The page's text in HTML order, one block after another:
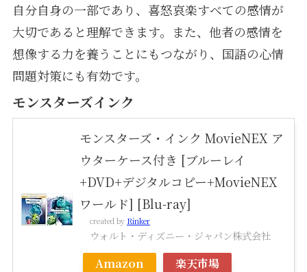
自分自身の一部であり、喜怒哀楽すべての感情が
大切であると理解できます。また、他者の感情を
想像する力を養うことにもつながり、国語の心情
問題対策にも有効です。
モンスターズインク
モンスターズ・インク MovieNEX ア
ウターケース付き [ブルーレイ
+DVD+デジタルコピー+MovieNEX
ワールド] [Blu-ray]
created by Rinker
ウォルト・ディズニー・ジャパン株式会社
Amazon
楽天市場